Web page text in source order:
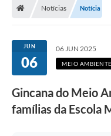
Notícias Notícia
JUN
06
06 JUN 2025
MEIO AMBIENTE
Gincana do Meio
famílias da Escola